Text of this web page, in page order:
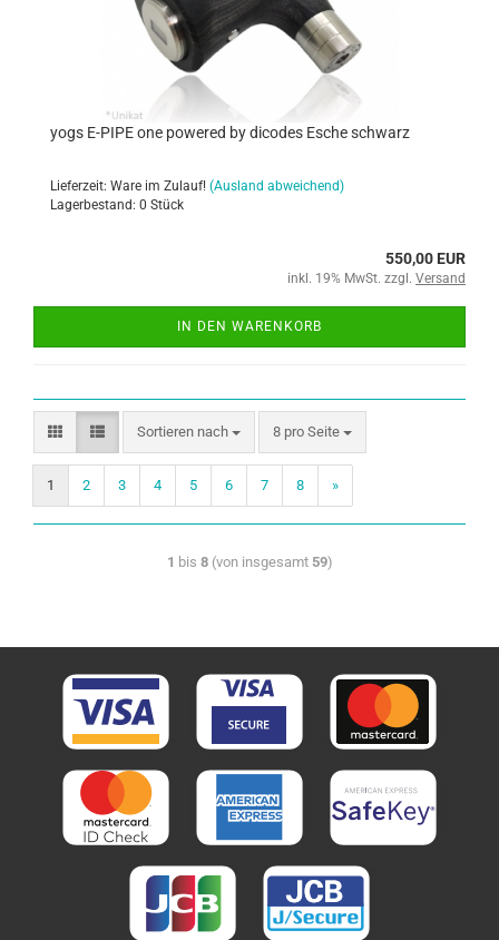
yogs E-PIPE one powered by dicodes Esche schwarz
Lieferzeit: Ware im Zulauf! (Ausland abweichend)
Lagerbestand: 0 Stück
550,00 EUR
inkl. 19% MwSt. zzgl. Versand
IN DEN WARENKORB
Sortieren nach 8 pro Seite
1 2 3 4 5 6 7 8 »
1 bis 8(von insgesamt 59)